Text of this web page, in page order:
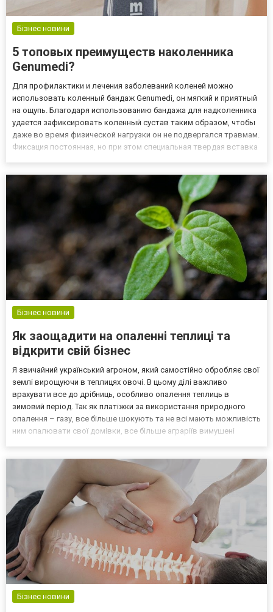
Бізнес новини
5 топовых преимуществ наколенника
Genumedi?
Для профилактики и лечения заболеваний коленей можно
использовать коленный бандаж Genumedi, он мягкий и приятный
на ощупь. Благодаря использованию бандажа для надколенника
удается зафиксировать коленный сустав таким образом, чтобы
даже во время физической нагрузки он не подвергался травмам.
Фиксация постоянная, но при этом специальная твердая вставка
Бізнес новини
Як заощадити на опаленні теплиці та
відкрити свій бізнес
Я звичайний український агроном, який самостійно обробляє свої
землі вирощуючи в теплицях овочі. В цьому ділі важливо
врахувати все до дрібниць, особливо опалення теплиць в
зимовий період. Так як платіжки за використання природного
опалення – газу, все більше шокують та не всі мають можливість
ним опалювати свої домівки, все більше аграріїв вимушені
Бізнес новини